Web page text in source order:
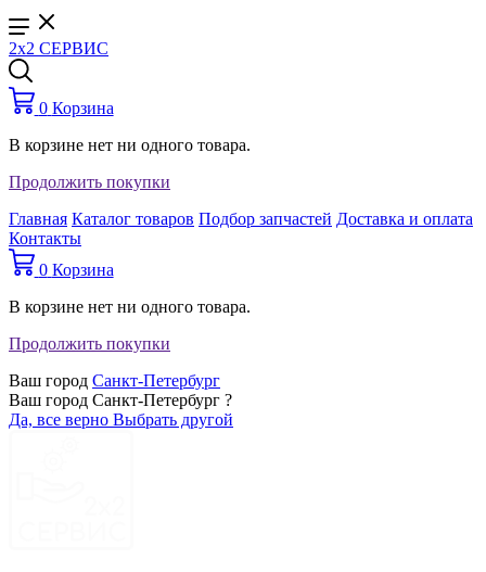
2x2 СЕРВИС
0 Корзина
В корзине нет ни одного товара.
Продолжить покупки
Главная Каталог товаров Подбор запчастей Доставка и оплата
Контакты
0 Корзина
В корзине нет ни одного товара.
Продолжить покупки
Ваш город Санкт-Петербург
Ваш город Санкт-Петербург ?
Да, все верно Выбрать другой